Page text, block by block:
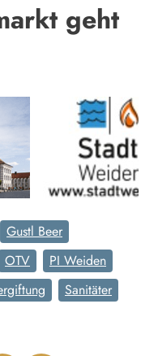
geht
Gustl Beer
OTV
PI Weiden
Sanitäter